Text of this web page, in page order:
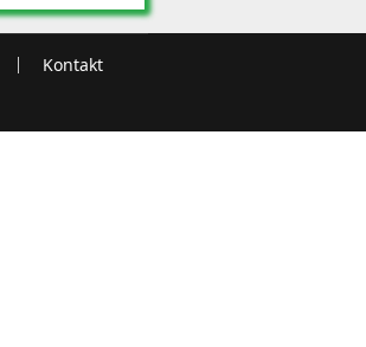
Kontakt